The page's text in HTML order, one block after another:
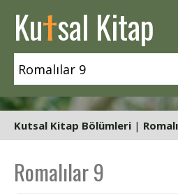
Kutsal Kitap
Kutsal Kitap Bölümleri |
Romalılar 9